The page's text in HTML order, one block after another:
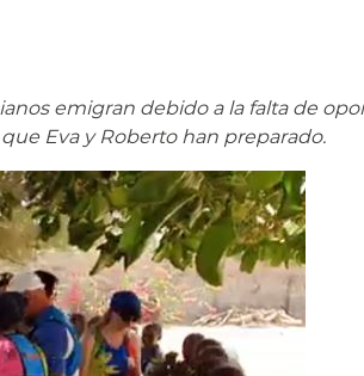
emigran debido a la falta de
Eva y Roberto han preparado.